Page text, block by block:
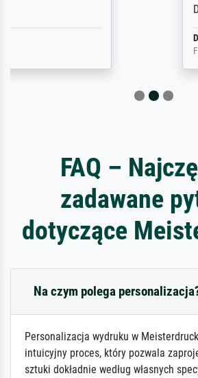
FAQ –
zadawane
dotyczące
Na czym polega
Personalizacja wydruku w
intuicyjny proces, który pozwala
sztuki dokładnie według własnych